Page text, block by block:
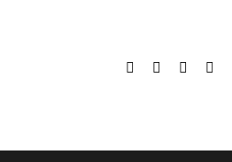
Facebook
TwitterLinkedIn